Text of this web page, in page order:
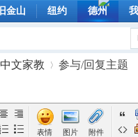
旧金山 纽约 德州
中文家教
›
参与/回复主题
表情 图片 附件